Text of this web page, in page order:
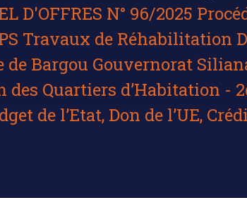
D'OFFRES N° 96/2025
Travaux de Réhabilitation
de Bargou Gouvernorat
des Quartiers d’Habitation -
de l’Etat, Don de l’UE,